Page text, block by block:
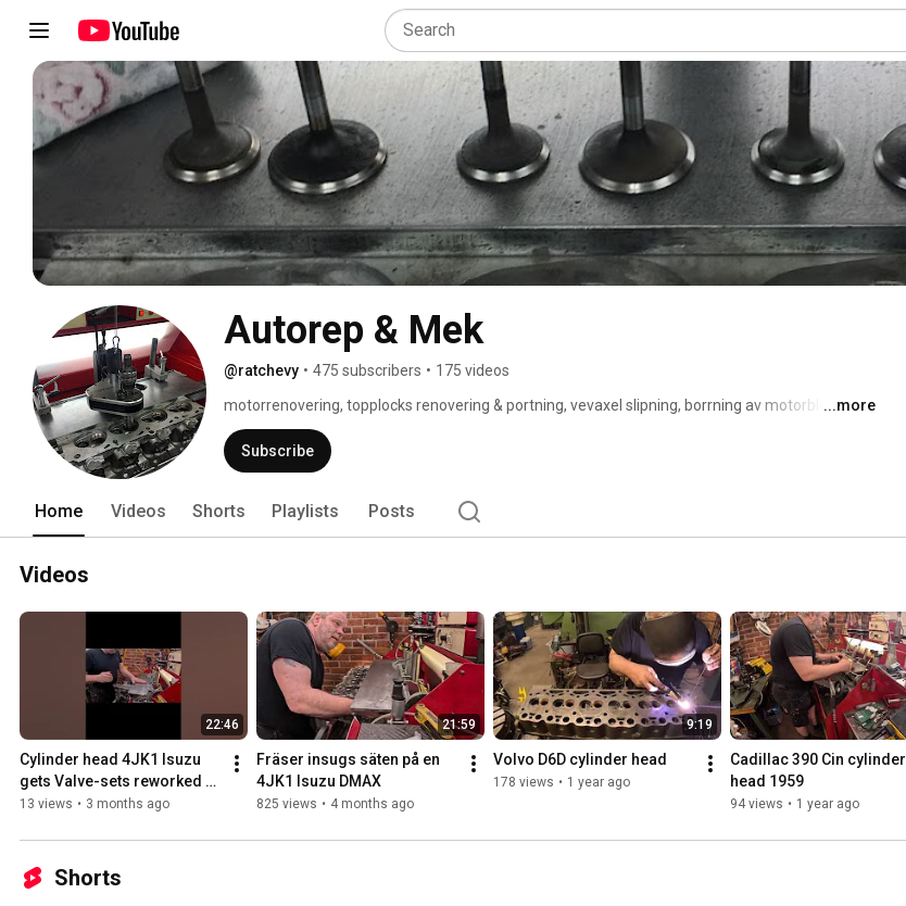
Autorep & Mek
@ratchevy • 475 subscribers • 175 videos
motorrenovering, topplocks renovering & portning, vevaxel slipning, borrning av motorblock,
motor bromsning inom en snar framtid håller på att ställa upp en bromsbänk
...more
Subscribe
Home Videos Shorts Playlists Posts
Videos
22:46
Cylinder head 4JK1 Isuzu
gets Valve-sets reworked
with Mira centronic
13 views • 3 months ago
21:59
Fräser insugs säten på en
825 views • 4 months ago
9:19
Volvo D6D cylinder head
178 views • 1 year ago
Cadillac 390 Cin cylinder
head 1959
94 views • 1 year ago
Shorts